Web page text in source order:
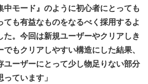
中モード』のように初心者にとっても
ても有益なものをなるべく採用するよ
た。今回は新規ユーザーやクリアしき
もクリアしやすい構造にした結果、
ユーザーにとって少し物足りない部分
ています」